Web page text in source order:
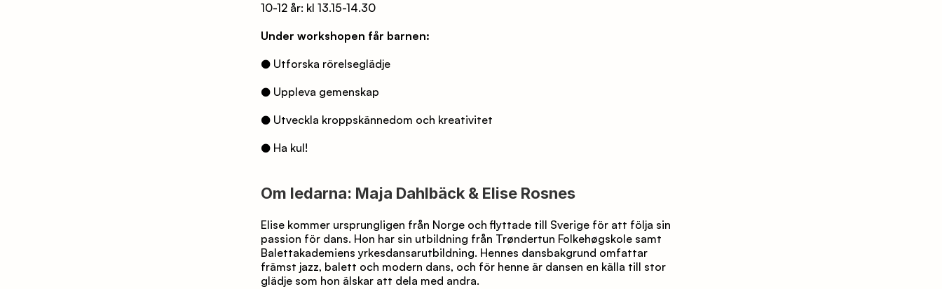
10-12 år: kl 13.15-14.30
Under workshopen får barnen:
● Utforska rörelseglädje
● Uppleva gemenskap
● Utveckla kroppskännedom och kreativitet
● Ha kul!
Om ledarna: Maja Dahlbäck & Elise Rosnes
Elise kommer ursprungligen från Norge och flyttade till Sverige för att följa sin
passion för dans. Hon har sin utbildning från Trøndertun Folkehøgskole samt
Balettakademiens yrkesdansarutbildning. Hennes dansbakgrund omfattar
främst jazz, balett och modern dans, och för henne är dansen en källa till stor
glädje som hon älskar att dela med andra.